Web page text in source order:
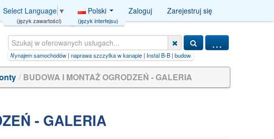
Select Language ▼
(język zawartości)
Polski
(język interfejsu)
Zaloguj Zarejestruj się
...
szczytka w kanapie|Instal B-B|budowa gazociągu
/ BUDOWA I MONTAŻ OGRODZEŃ - GALERIA
- GALERIA